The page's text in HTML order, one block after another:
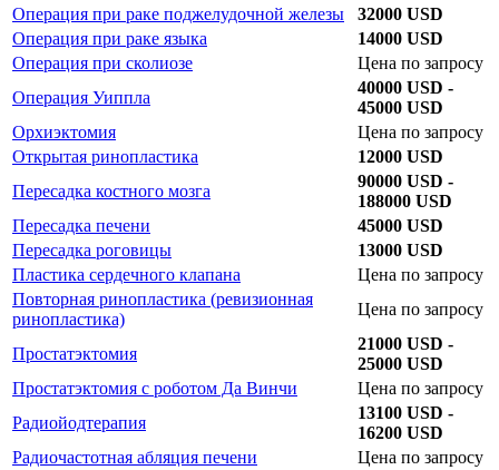
Операция при раке поджелудочной железы
32000 USD
Операция при раке языка
14000 USD
Операция при сколиозе
Цена по запросу
Операция Уиппла
40000 USD -
45000 USD
Орхиэктомия
Цена по запросу
Открытая ринопластика
12000 USD
Пересадка костного мозга
90000 USD -
188000 USD
Пересадка печени
45000 USD
Пересадка роговицы
13000 USD
Пластика сердечного клапана
Цена по запросу
Повторная ринопластика (ревизионная
ринопластика)
Цена по запросу
Простатэктомия
21000 USD -
25000 USD
Простатэктомия с роботом Да Винчи
Цена по запросу
Радиойодтерапия
13100 USD -
16200 USD
Радиочастотная абляция печени
Цена по запросу